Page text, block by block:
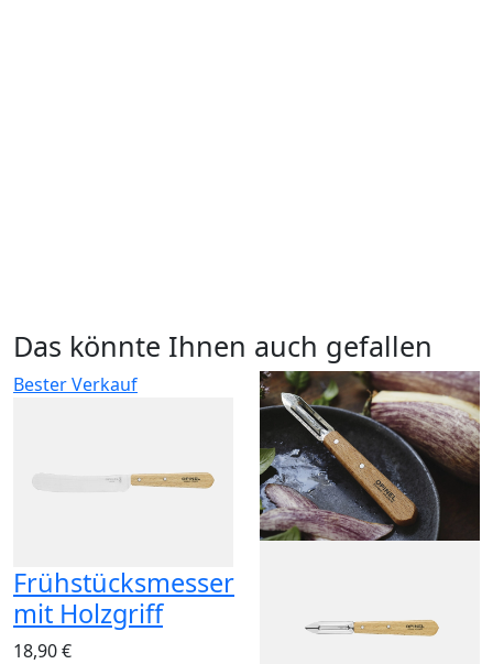
Das könnte Ihnen auch gefallen
Bester Verkauf
Frühstücksmesser
mit Holzgriff
18,90 €